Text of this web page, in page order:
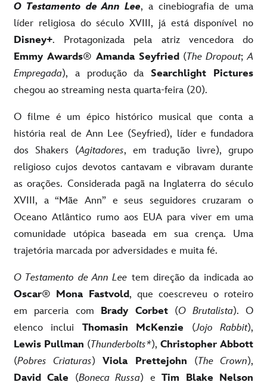
O Testamento de Ann Lee, a cinebiografia de uma
líder religiosa do século XVIII, já está disponível no
Disney+. Protagonizada pela atriz vencedora do
Emmy Awards® Amanda Seyfried (The Dropout;A
Empregada), a produção da Searchlight Pictures
chegou ao streaming nesta quarta-feira (20).
O filme é um épico histórico musical que conta a
história real de Ann Lee (Seyfried), líder e fundadora
dos Shakers (Agitadores, em tradução livre), grupo
religioso cujos devotos cantavam e vibravam durante
as orações. Considerada pagã na Inglaterra do século
XVIII, a “Mãe Ann” e seus seguidores cruzaram o
Oceano Atlântico rumo aos EUA para viver em uma
comunidade utópica baseada em sua crença. Uma
trajetória marcada por adversidades e muita fé.
O Testamento de Ann Lee tem direção da indicada ao
Oscar® Mona Fastvold, que coescreveu o roteiro
em parceria com Brady Corbet (O Brutalista). O
elenco inclui Thomasin McKenzie (Jojo Rabbit),
Lewis Pullman (Thunderbolts*), Christopher Abbott
(Pobres Criaturas)Viola Prettejohn (The Crown),
David Cale (Boneca Russa) eTim Blake Nelson